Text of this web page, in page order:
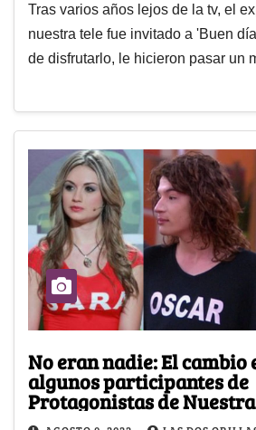
Tras varios años lejos de la tv, el
nuestra tele fue invitado a 'Buen
de disfrutarlo, le hicieron pasar un
No eran nadie: El cambio
algunos participantes de
Protagonistas de